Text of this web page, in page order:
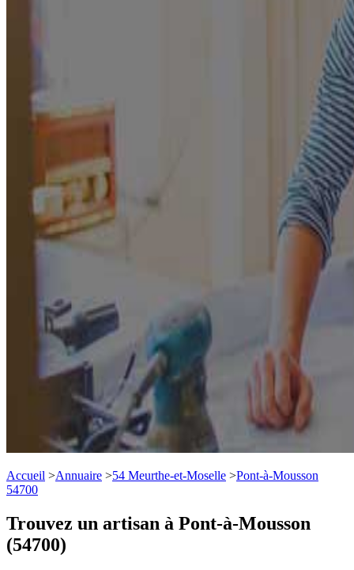
Accueil >Annuaire >54 Meurthe-et-Moselle >Pont-à-Mousson
54700
Trouvez un artisan à Pont-à-Mousson
(54700)